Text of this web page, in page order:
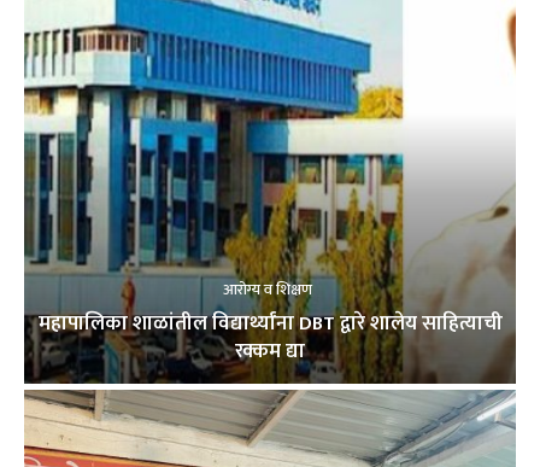
आरोग्य व शिक्षण
महापालिका शाळांतील विद्यार्थ्यांना DBT द्वारे शालेय साहित्याची
रक्कम द्या